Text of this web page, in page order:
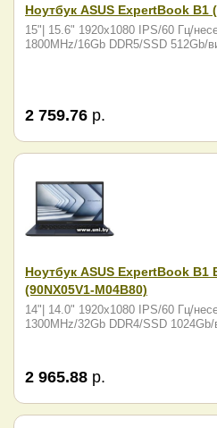
Ноутбук ASUS ExpertBook B1
15"| 15.6" 1920x1080 IPS/60 Гц/
1800MHz/16Gb DDR5/SSD 512Gb/
2 759.76 р.
Ноутбук ASUS ExpertBook B1
(90NX05V1-M04B80)
14"| 14.0" 1920x1080 IPS/60 Гц/
1300MHz/32Gb DDR4/SSD 1024Gb/
2 965.88 р.